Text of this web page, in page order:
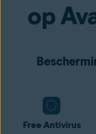
op
Free Antivirus